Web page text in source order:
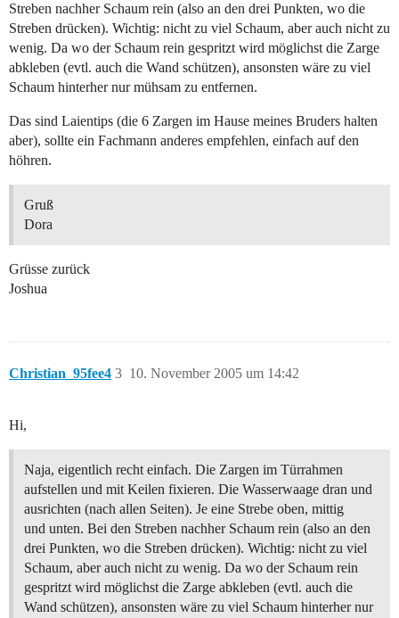
Streben nachher Schaum rein (also an den drei Punkten, wo die
Streben drücken). Wichtig: nicht zu viel Schaum, aber auch nicht zu
wenig. Da wo der Schaum rein gespritzt wird möglichst die Zarge
abkleben (evtl. auch die Wand schützen), ansonsten wäre zu viel
Schaum hinterher nur mühsam zu entfernen.
Das sind Laientips (die 6 Zargen im Hause meines Bruders halten
aber), sollte ein Fachmann anderes empfehlen, einfach auf den
höhren.
Gruß
Dora
Grüsse zurück
Joshua
Christian_95fee4 10. November 2005 um 14:42
3
Hi,
Naja, eigentlich recht einfach. Die Zargen im Türrahmen
aufstellen und mit Keilen fixieren. Die Wasserwaage dran und
ausrichten (nach allen Seiten). Je eine Strebe oben, mittig
und unten. Bei den Streben nachher Schaum rein (also an den
drei Punkten, wo die Streben drücken). Wichtig: nicht zu viel
Schaum, aber auch nicht zu wenig. Da wo der Schaum rein
gespritzt wird möglichst die Zarge abkleben (evtl. auch die
Wand schützen), ansonsten wäre zu viel Schaum hinterher nur